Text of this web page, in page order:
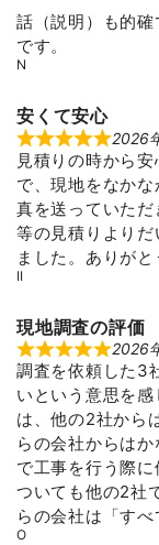
e
d
f
5
話（説明）も的
です。
N
安くて安心
R
a
t
e
d
5
o
u
t
2026
見積りの時から
で、現地をなか
真を送っていた
等の見積りより
ました。ありがと
II
現地調査の評価
R
a
e
d
5
o
u
t
o
f
5
2026
調査を依頼した3
いという意思を
は、他の2社から
らの会社からは
で工事を行う際
ついても他の2社
らの会社は「すべ
O